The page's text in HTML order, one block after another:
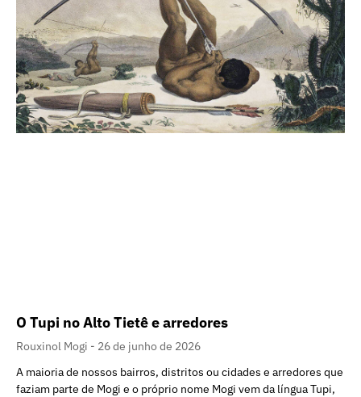
O Tupi no Alto Tietê e arredores
Rouxinol Mogi
26 de junho de 2026
A maioria de nossos bairros, distritos ou cidades e arredores que
faziam parte de Mogi e o próprio nome Mogi vem da língua Tupi,